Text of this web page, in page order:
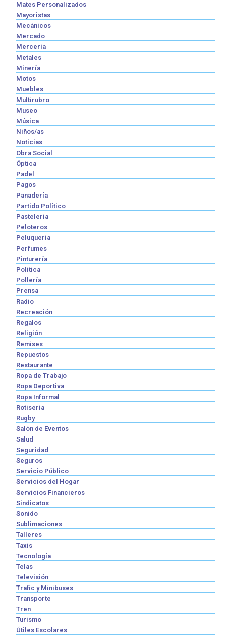
Mates Personalizados
Mayoristas
Mecánicos
Mercado
Mercería
Metales
Minería
Motos
Muebles
Multirubro
Museo
Música
Niños/as
Noticias
Obra Social
Óptica
Padel
Pagos
Panadería
Partido Político
Pastelería
Peloteros
Peluquería
Perfumes
Pinturería
Política
Pollería
Prensa
Radio
Recreación
Regalos
Religión
Remises
Repuestos
Restaurante
Ropa de Trabajo
Ropa Deportiva
Ropa Informal
Rotisería
Rugby
Salón de Eventos
Salud
Seguridad
Seguros
Servicio Público
Servicios del Hogar
Servicios Financieros
Sindicatos
Sonido
Sublimaciones
Talleres
Taxis
Tecnología
Telas
Televisión
Trafic y Minibuses
Transporte
Tren
Turismo
Útiles Escolares